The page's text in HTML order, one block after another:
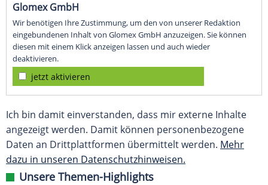
Glomex GmbH
Wir benötigen Ihre Zustimmung, um den von unserer Redaktion
eingebundenen Inhalt von Glomex GmbH anzuzeigen. Sie können
diesen mit einem Klick anzeigen lassen und auch wieder
deaktivieren.
jetzt aktivieren
Ich bin damit einverstanden, dass mir externe Inhalte
angezeigt werden. Damit können personenbezogene
Daten an Drittplattformen übermittelt werden. Mehr
dazu in unseren Datenschutzhinweisen.
Unsere Themen-Highlights